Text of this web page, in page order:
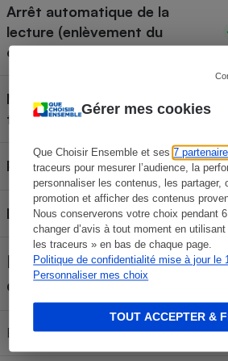
Gérer mes cookies
Que Choisir Ensemble et ses7
traceurs pour mesurer l’audience, la
personnaliser les contenus, les partager,
promotion et afficher des contenus
Nous conserverons votre choix pendant
changer d’avis à tout moment en
les traceurs » en bas de chaque page.
Politique de confidentialité mise à jour le
Personnaliser mes choix
TOUT ACCEPTER &
Arrêt automatique de la
lecture (enlèvement du
casque)
Microphone (appels
téléphoniques)
Protection IPX
Localisation GPS via App
Disponibilité des pièces
détachées
Batterie